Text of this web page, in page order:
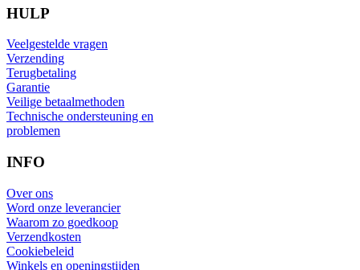
HULP
Veelgestelde vragen
Verzending
Terugbetaling
Garantie
Veilige betaalmethoden
Technische ondersteuning en
problemen
INFO
Over ons
Word onze leverancier
Waarom zo goedkoop
Verzendkosten
Cookiebeleid
Winkels en openingstijden